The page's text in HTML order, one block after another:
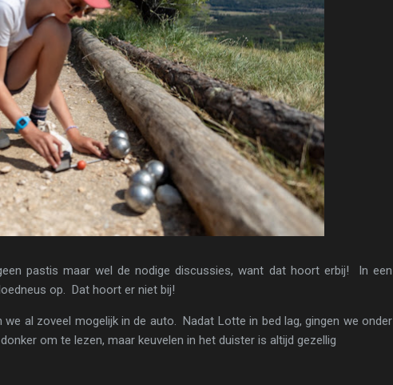
pastis maar wel de nodige discussies, want dat hoort erbij! In een
op. Dat hoort er niet bij!
al zoveel mogelijk in de auto. Nadat Lotte in bed lag, gingen we onder
om te lezen, maar keuvelen in het duister is altijd gezellig